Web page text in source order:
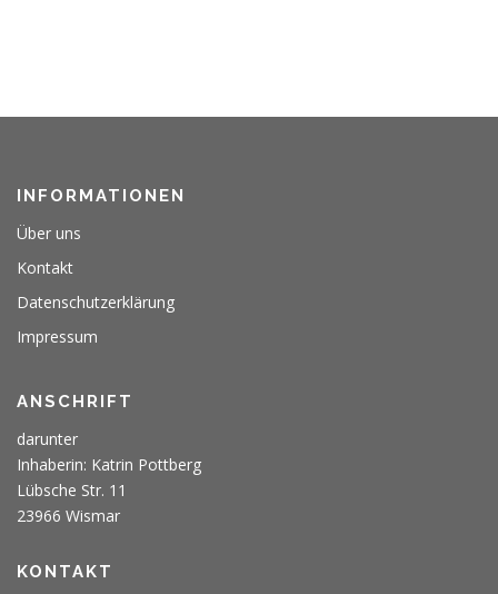
INFORMATIONEN
Über uns
Kontakt
Datenschutzerklärung
Impressum
ANSCHRIFT
darunter
Inhaberin: Katrin Pottberg
Lübsche Str. 11
23966 Wismar
KONTAKT